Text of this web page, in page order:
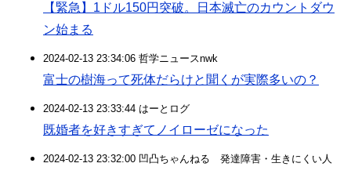
【緊急】1ドル150円突破。日本滅亡のカウントダウ
ン始まる
2024-02-13 23:34:06 哲学ニュースnwk
富士の樹海って死体だらけと聞くが実際多いの？
2024-02-13 23:33:44 はーとログ
既婚者を好きすぎてノイローゼになった
2024-02-13 23:32:00 凹凸ちゃんねる 発達障害・生きにくい人